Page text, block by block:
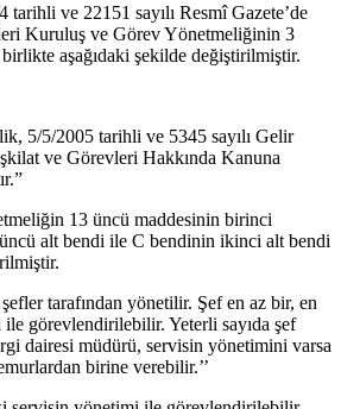
ve 22151 sayılı Resmî Gazete’de
Kuruluş ve Görev Yönetmeliğinin 3
birlikte aşağıdaki şekilde değiştirilmiştir.
5/5/2005 tarihli ve 5345 sayılı Gelir
ve Görevleri Hakkında Kanuna
13 üncü maddesinin birinci
alt bendi ile C bendinin ikinci alt bendi
tarafından yönetilir. Şef en az bir, en
görevlendirilebilir. Yeterli sayıda şef
dairesi müdürü, servisin yönetimini varsa
birine verebilir.’’